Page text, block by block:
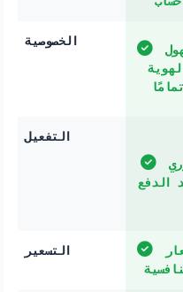
الخصوصية
تمامًا
التفعيل
الدفع
التسعير